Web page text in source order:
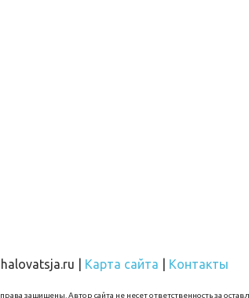
| Карта сайта Контакты
защищены. Автор сайта не несет ответственность за